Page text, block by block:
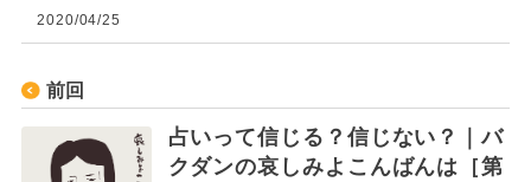
2020/04/25
前回
占いって信じる？信じない？｜バ
クダンの哀しみよこんばんは［第